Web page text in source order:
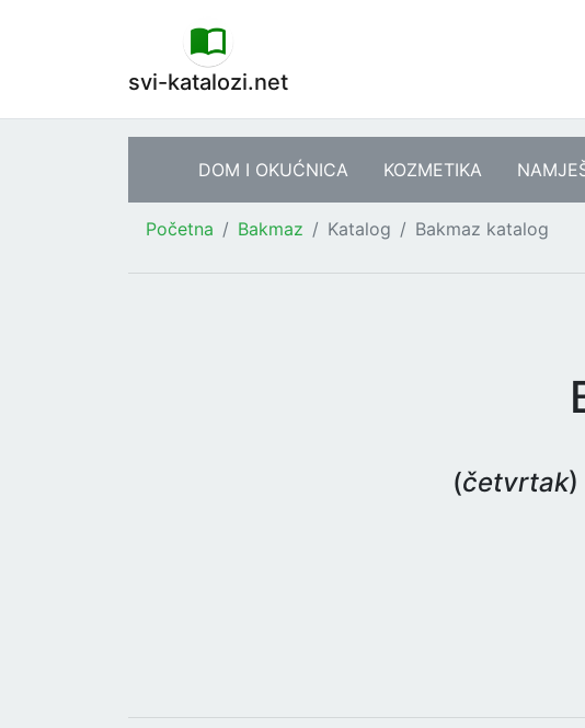
svi-katalozi.net
DOM I OKUĆNICA KOZMETIKA
Početna Bakmaz Katalog Bakmaz katalog
(četvrtak)